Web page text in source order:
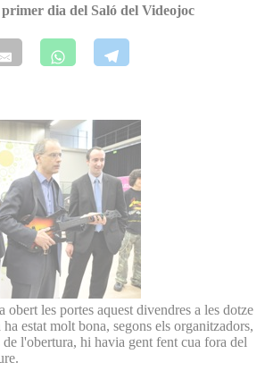
dia del Saló del Videojoc
les portes aquest divendres a les dotze
estat molt bona, segons els organitzadors,
l'obertura, hi havia gent fent cua fora del